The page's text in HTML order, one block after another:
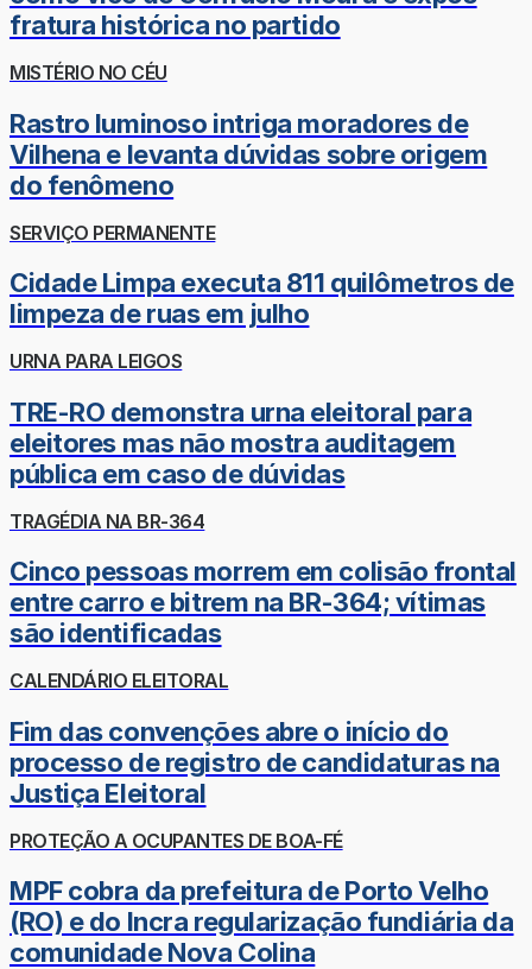
fratura histórica no partido
MISTÉRIO NO CÉU
Rastro luminoso intriga moradores de
Vilhena e levanta dúvidas sobre origem
do fenômeno
SERVIÇO PERMANENTE
Cidade Limpa executa 811 quilômetros de
limpeza de ruas em julho
URNA PARA LEIGOS
TRE-RO demonstra urna eleitoral para
eleitores mas não mostra auditagem
pública em caso de dúvidas
TRAGÉDIA NA BR-364
Cinco pessoas morrem em colisão frontal
entre carro e bitrem na BR-364; vítimas
são identificadas
CALENDÁRIO ELEITORAL
Fim das convenções abre o início do
processo de registro de candidaturas na
Justiça Eleitoral
PROTEÇÃO A OCUPANTES DE BOA-FÉ
MPF cobra da prefeitura de Porto Velho
(RO) e do Incra regularização fundiária da
comunidade Nova Colina